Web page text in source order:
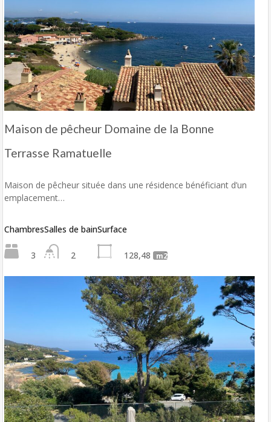
Maison de pêcheur Domaine de la Bonne
Terrasse Ramatuelle
Maison de pêcheur située dans une résidence bénéficiant d’un
emplacement…
Chambres
3
Salles de bain
2
Surface
128,48 m2